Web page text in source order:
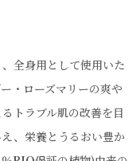
全身用として使用いた
・ローズマリーの爽や
トラブル肌の改善を目
、栄養とうるおい豊か